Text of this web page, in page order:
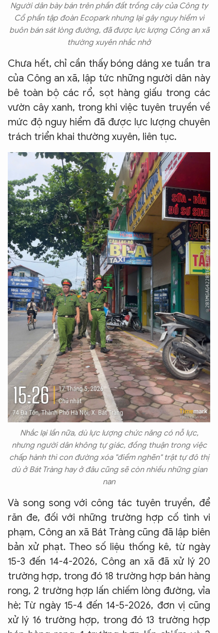
Người dân bày bán trên phần đất trồng cây của Công ty
Cổ phần tập đoàn Ecopark nhưng lại gây nguy hiểm vì
buôn bán sát lòng đường, đã được lực lượng Công an xã
thường xuyên nhắc nhở
Chưa hết, chỉ cần thấy bóng dáng xe tuần tra
của Công an xã, lập tức những người dân này
bê toàn bộ các rổ, sọt hàng giấu trong các
vườn cây xanh, trong khi việc tuyên truyền về
mức độ nguy hiểm đã được lực lượng chuyên
trách triển khai thường xuyên, liên tục.
Nhắc lại lần nữa, dù lực lượng chức năng có nỗ lực,
nhưng người dân không tự giác, đồng thuận trong việc
chấp hành thì con đường xóa "điểm nghẽn" trật tự đô thị
dù ở Bát Tràng hay ở đâu cũng sẽ còn nhiều những gian
nan
Và song song với công tác tuyên truyền, để
răn đe, đối với những trường hợp cố tình vi
phạm, Công an xã Bát Tràng cũng đã lập biên
bản xử phạt. Theo số liệu thống kê, từ ngày
15-3 đến 14-4-2026, Công an xã đã xử lý 20
trường hợp, trong đó 18 trường hợp bán hàng
rong, 2 trường hợp lấn chiếm lòng đường, vỉa
hè; Từ ngày 15-4 đến 14-5-2026, đơn vị cũng
xử lý 16 trường hợp, trong đó 13 trường hợp